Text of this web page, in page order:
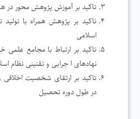
تاکید بر آموزش پژوهش محور در
تاکید بر پژوهش همراه با تولید
اسلامی
تاکید بر ارتباط با مجامع علمی
نهادهای ا جرایی و تقنینی نظام
تاکید بر ارتقای شخصیت
در طول دوره تحصیل